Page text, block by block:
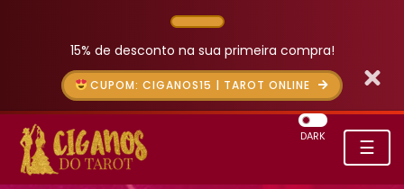
15% de desconto na sua primeira compra!
CUPOM: CIGANOS15 | TAROT ONLINE
☰
DARK